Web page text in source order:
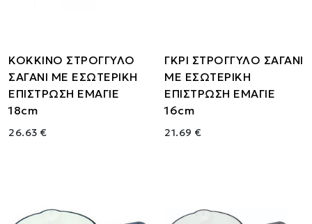
ΚΟΚΚΙΝΟ ΣΤΡΟΓΓΥΛΟ
ΣΑΓΑΝΙ ΜΕ ΕΣΩΤΕΡΙΚΗ
ΕΠΙΣΤΡΩΣΗ ΕΜΑΓΙΕ
18cm
26.63 €
ΓΚΡΙ ΣΤΡΟΓΓΥΛΟ ΣΑΓΑΝΙ
ΜΕ ΕΣΩΤΕΡΙΚΗ
ΕΠΙΣΤΡΩΣΗ ΕΜΑΓΙΕ
16cm
21.69 €